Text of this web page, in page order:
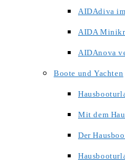
AIDAdiva
AIDA
AIDAnova
Boote und Yachten
Mit dem
Der